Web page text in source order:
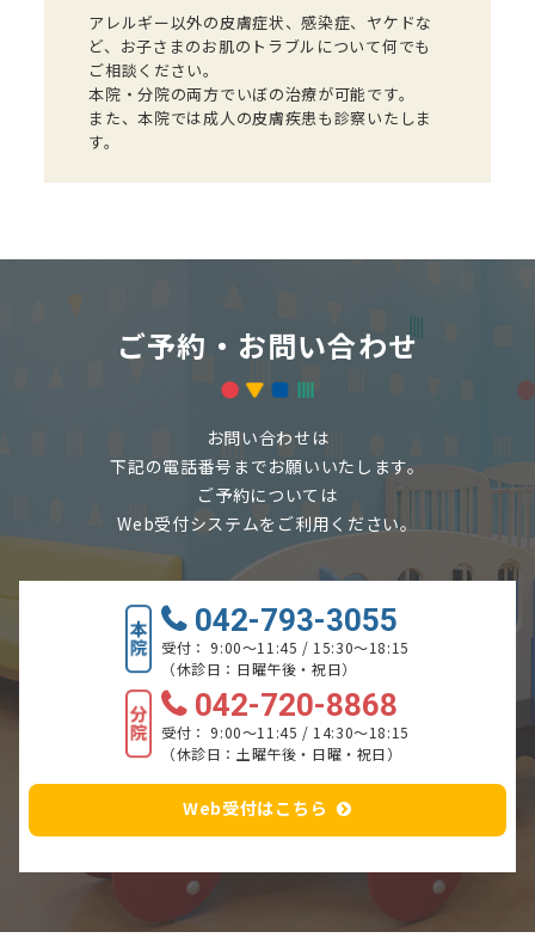
アレルギー以外の皮膚症状、感染症、ヤケドな
ど、お子さまのお肌のトラブルについて何でも
ご相談ください。
本院・分院の両方でいぼの治療が可能です。
また、本院では成人の皮膚疾患も診察いたしま
す。
ご予約・お問い合わせ
お問い合わせは
下記の電話番号までお願いいたします。
ご予約については
Web受付システムをご利用ください。
042-793-3055
受付： 9:00～11:45 / 15:30～18:15
（休診日：日曜午後・祝日）
042-720-8868
受付： 9:00～11:45 / 14:30～18:15
（休診日：土曜午後・日曜・祝日）
Web受付はこちら